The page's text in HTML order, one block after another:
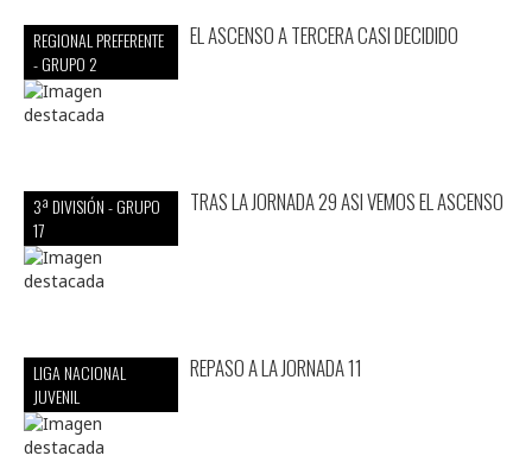
REGIONAL PREFERENTE
- GRUPO 2
EL ASCENSO A TERCERA CASI DECIDIDO
3ª DIVISIÓN - GRUPO
17
TRAS LA JORNADA 29 ASI VEMOS EL ASCENSO
LIGA NACIONAL
JUVENIL
REPASO A LA JORNADA 11